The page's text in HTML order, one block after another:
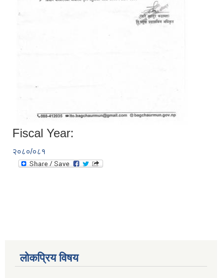
Fiscal Year:
२०८०/०८१
लोकप्रिय विषय